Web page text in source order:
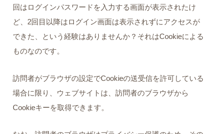
回はログインパスワードを入力する画面が表示されたけ
ど、2回目以降はログイン画面は表示されずにアクセスが
できた、という経験はありませんか？それはCookieによる
ものなのです。
訪問者がブラウザの設定でCookieの送受信を許可している
場合に限り、ウェブサイトは、訪問者のブラウザから
Cookieキーを取得できます。